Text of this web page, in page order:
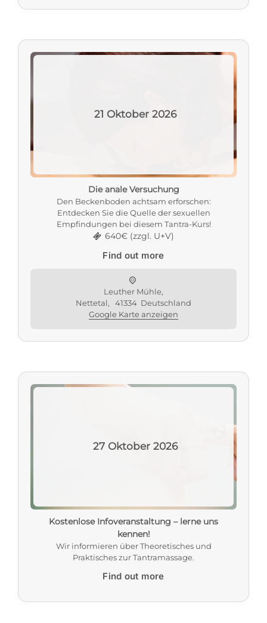
21 Oktober 2026
Die anale Versuchung
Den Beckenboden achtsam erforschen:
Entdecken Sie die Quelle der sexuellen
Empfindungen bei diesem Tantra-Kurs!
640€ (zzgl. U+V)
Find out more
Leuther Mühle,
Nettetal, 41334 Deutschland
Google Karte anzeigen
27 Oktober 2026
Kostenlose Infoveranstaltung – lerne uns
kennen!
Wir informieren über Theoretisches und
Praktisches zur Tantramassage.
Find out more